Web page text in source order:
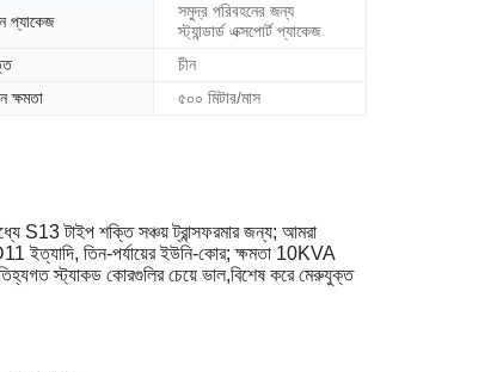
প্যাকেজ
সমুদ্র পরিবহনের জন্য
স্ট্যান্ডার্ড এক্সপোর্ট প্যাকেজ
চীন
ক্ষমতা ৫০০ মিটার/মাস
S13 টাইপ শক্তি সঞ্চয় ট্রান্সফরমার জন্য; আমরা
ইত্যাদি, তিন-পর্যায়ের ইউনি-কোর; ক্ষমতা 10KVA
স্ট্যাকড কোরগুলির চেয়ে ভাল,বিশেষ করে মেরুযুক্ত